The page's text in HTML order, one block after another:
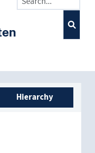
and
Hierarchy